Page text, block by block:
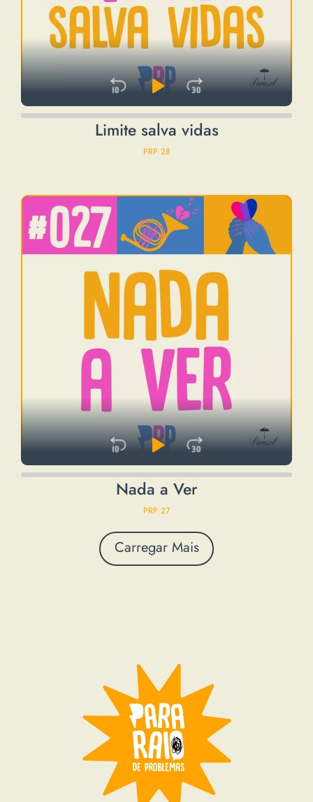
Audio
Skip Backward
Play Pause
Jump
Limite salva vidas
PRP 28
Audio
Skip Backward
Play Pause
Jump
Nada a Ver
PRP 27
Carregar Mais